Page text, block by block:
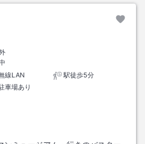
線LAN
駅徒歩5分
車場あり